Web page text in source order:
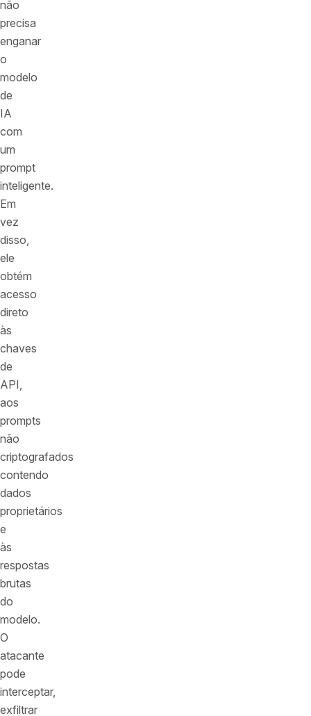
não
precisa
enganar
o
modelo
de
IA
com
um
prompt
inteligente.
Em
vez
disso,
ele
obtém
acesso
direto
às
chaves
de
API,
aos
prompts
não
criptografados
contendo
dados
proprietários
e
às
respostas
brutas
do
modelo.
O
atacante
pode
interceptar,
exfiltrar